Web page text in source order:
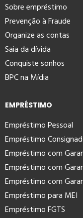
Sobre empréstimo
Prevenção à Fraude
Organize as contas
Saia da dívida
Conquiste sonhos
BPC na Mídia
EMPRÉSTIMO
Empréstimo Pessoal
Empréstimo
Empréstimo com
Empréstimo com
Empréstimo com
Empréstimo para MEI
Empréstimo FGTS